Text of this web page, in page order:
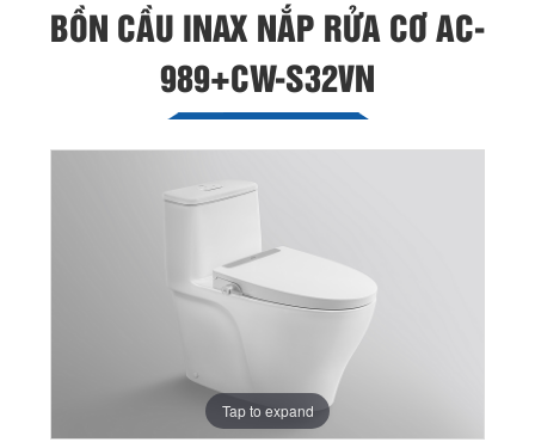
BỒN CẦU INAX NẮP RỬA CƠ AC-
989+CW-S32VN
Tap to expand